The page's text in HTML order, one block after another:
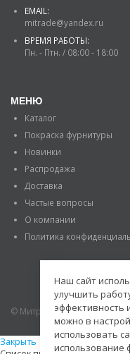
EMAIL:
mitrade@yandex.ru
ВРЕМЯ РАБОТЫ:
Пн. - Птн. / 08:00 - 18:00
МЕНЮ
Каталог
Покраска фурнитуры
Новинки
Распродажа
Доставка
Частые вопросы
О компании
Политика
© Митраде. 2020. Все
Закрыть
Наш сайт
улучшить
эффективность
можно в
использовать
использование